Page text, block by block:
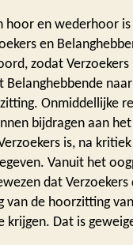
hoor en wederhoor
en
zodat
Belanghebbende
Onmiddellijke
bijdragen aan
is, na
Vanuit het
dat
van de hoorzitting van
krijgen. Dat is